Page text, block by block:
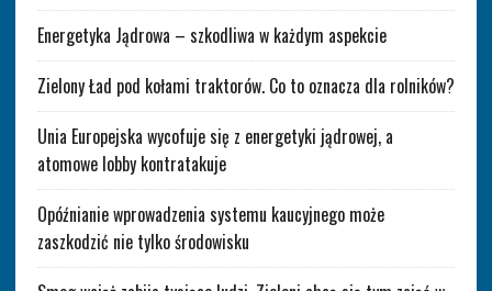
Energetyka Jądrowa – szkodliwa w każdym aspekcie
Zielony Ład pod kołami traktorów. Co to oznacza dla rolników?
Unia Europejska wycofuje się z energetyki jądrowej, a
atomowe lobby kontratakuje
Opóźnianie wprowadzenia systemu kaucyjnego może
zaszkodzić nie tylko środowisku